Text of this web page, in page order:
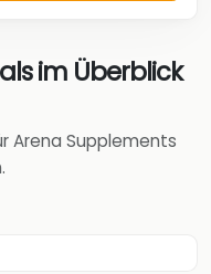
im Überblick
Arena Supplements